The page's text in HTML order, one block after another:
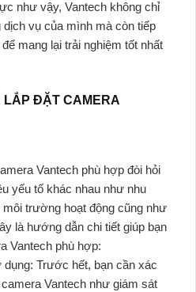
như vậy, Vantech không chỉ
vụ của mình mà còn tiếp
mang lại trải nghiệm tốt nhất
LẮP ĐẶT CAMERA
Vantech phù hợp đòi hỏi
yếu tố khác nhau như nhu
trường hoạt động cũng như
là hướng dẫn chi tiết giúp bạn
Vantech phù hợp:
Trước hết, bạn cần xác
Vantech như giám sát